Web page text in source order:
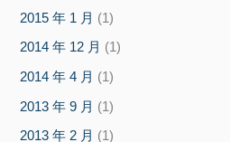
2015 年 1 月 (1)
2014 年 12 月 (1)
2014 年 4 月 (1)
2013 年 9 月 (1)
2013 年 2 月 (1)